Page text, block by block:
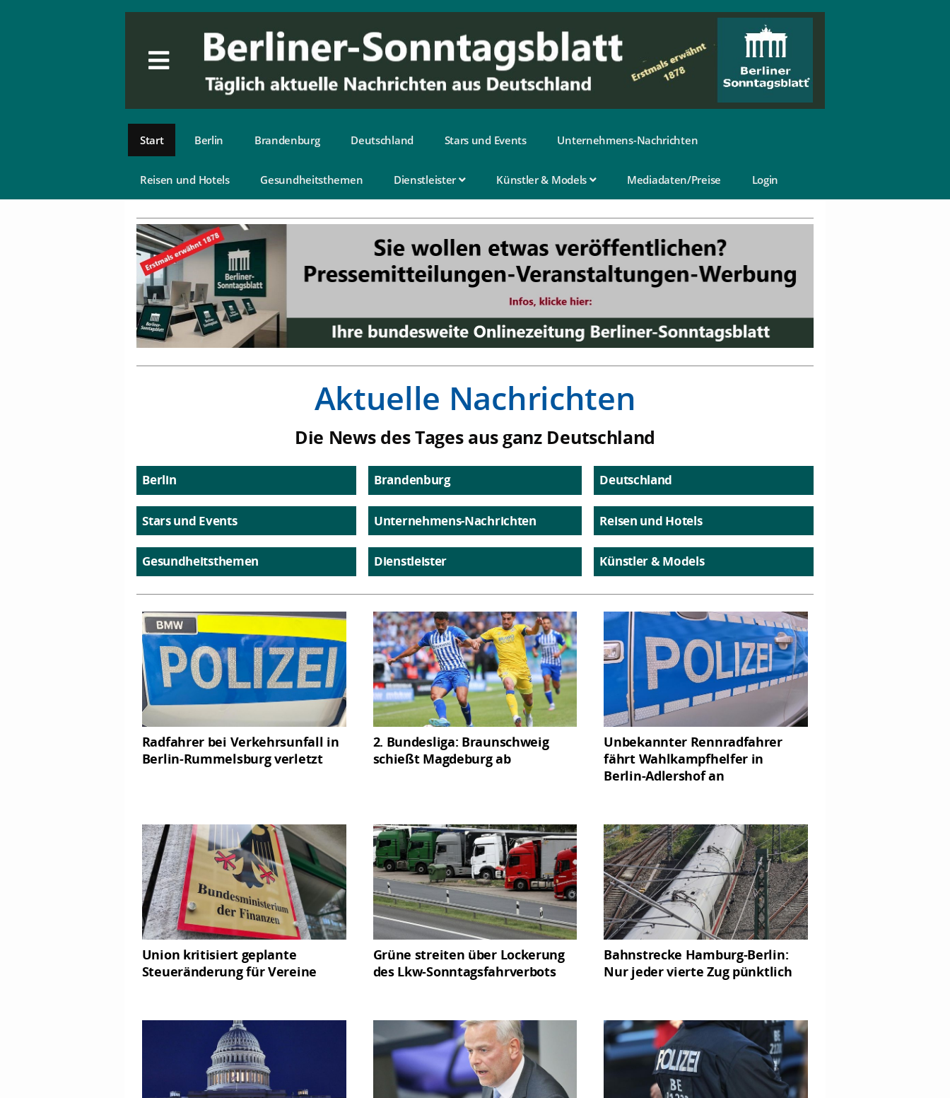
Start Berlin Brandenburg Deutschland Stars und Events Unternehmens-Nachrichten
Reisen und Hotels Gesundheitsthemen Dienstleister Künstler & Models Mediadaten/Preise Login
Aktuelle Nachrichten
Die News des Tages aus ganz Deutschland
Berlin Brandenburg Deutschland
Stars und Events Unternehmens-Nachrichten Reisen und Hotels
Gesundheitsthemen Dienstleister Künstler & Models
Radfahrer bei Verkehrsunfall in
Berlin-Rummelsburg verletzt
2. Bundesliga: Braunschweig
schießt Magdeburg ab
Unbekannter Rennradfahrer
fährt Wahlkampfhelfer in
Berlin-Adlershof an
Union kritisiert geplante
Steueränderung für Vereine
Grüne streiten über Lockerung
des Lkw-Sonntagsfahrverbots
Bahnstrecke Hamburg-Berlin:
Nur jeder vierte Zug pünktlich